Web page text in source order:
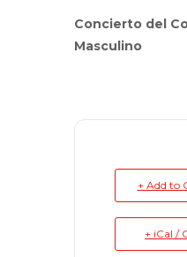
Concierto del
Masculino
+ Add to
+ iCal /